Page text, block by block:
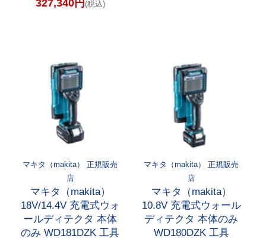
327,340円 (税込)
マキタ（makita） 正規販売
店
マキタ（makita）
18V/14.4V 充電式ウォ
ールディテクタ 本体
のみ WD181DZK 工具
マキタ（makita） 正規販売
店
マキタ（makita）
10.8V 充電式ウォール
ディテクタ 本体のみ
WD180DZK 工具